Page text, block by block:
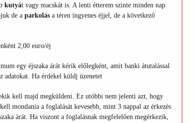
kutyát vagy macskát is. A lenti étterem szinte minden nap
de a parkolás a téren ingyenes éjjel, de a következő
2,00 euro/éj
egy éjszaka árát kérik előlegként, amit banki átutalással
adatokat. Ha érdekel küldj üzenetet
kell majd megküldeni. Ez utóbbi nem jelenti azt, hogy
mondania a foglalását kevesebb, mint 3 nappal az érkezés
árát. Ha viszont a foglalásnak megfelelően megérkezik,